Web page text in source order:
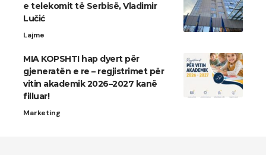
e telekomit të Serbisë, Vladimir
Lučić
Lajme
MIA KOPSHTI hap dyert për
gjeneratën e re – regjistrimet për
vitin akademik 2026–2027 kanë
filluar!
Marketing